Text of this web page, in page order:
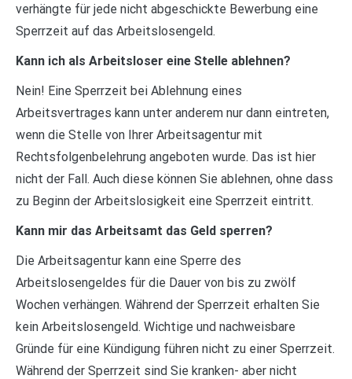
verhängte für jede nicht abgeschickte Bewerbung eine
Sperrzeit auf das Arbeitslosengeld.
Kann ich als Arbeitsloser eine Stelle ablehnen?
Nein! Eine Sperrzeit bei Ablehnung eines
Arbeitsvertrages kann unter anderem nur dann eintreten,
wenn die Stelle von Ihrer Arbeitsagentur mit
Rechtsfolgenbelehrung angeboten wurde. Das ist hier
nicht der Fall. Auch diese können Sie ablehnen, ohne dass
zu Beginn der Arbeitslosigkeit eine Sperrzeit eintritt.
Kann mir das Arbeitsamt das Geld sperren?
Die Arbeitsagentur kann eine Sperre des
Arbeitslosengeldes für die Dauer von bis zu zwölf
Wochen verhängen. Während der Sperrzeit erhalten Sie
kein Arbeitslosengeld. Wichtige und nachweisbare
Gründe für eine Kündigung führen nicht zu einer Sperrzeit.
Während der Sperrzeit sind Sie kranken- aber nicht